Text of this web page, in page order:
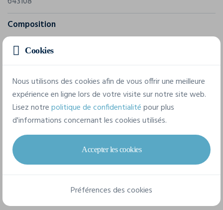
Composition
1: 100% laine merino Matériel 2: 94% polyester, 6%
polyamide
8 tailles disponibles
XS S M L XL
Cookies
Nous utilisons des cookies afin de vous offrir une meilleure
expérience en ligne lors de votre visite sur notre site web.
Lisez notrepolitique de confidentialitépour plus
d'informations concernant les cookies utilisés.
Accepter les cookies
Préférences des cookies